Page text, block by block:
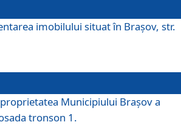
imobilului situat în Brașov, str.
Municipiului Brașov a
tronson 1.